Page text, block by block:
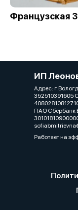
Французская
ИП
Адрес: г.
352510391605
ПАО Сбербанк
Работает на